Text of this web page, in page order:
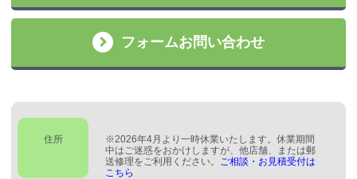
フォームお問い合わせ
住所
※2026年4月より一時休業いたします。休業期間
中はご迷惑をおかけしますが、他店舗、または郵
送修理をご利用ください。
ご相談・お見積受付は
こちら